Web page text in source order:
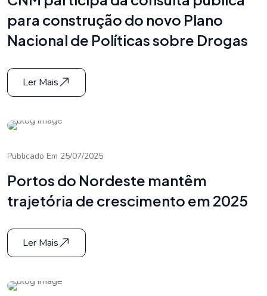
para construção do novo Plano
Nacional de Políticas sobre Drogas
Ler Mais
Publicado Em 25/07/2025
Portos do Nordeste mantêm
trajetória de crescimento em 2025
Ler Mais